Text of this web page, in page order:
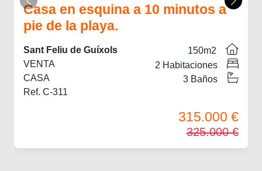
Casa en esquina a 10 minutos a
pie de la playa.
Sant Feliu de Guíxols
VENTA
CASA
Ref. C-311
150m2
2 Habitaciones
3 Baños
315.000 €
325.000 €